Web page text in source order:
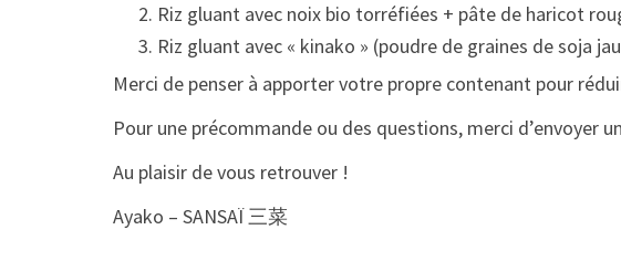
Riz gluant avec noix bio torréfiées + pâte de haricot
Riz gluant avec « kinako » (poudre de graines de soja
Merci de penser à apporter votre propre contenant pour
Pour une précommande ou des questions, merci d’envoyer
Au plaisir de vous retrouver !
Ayako – SANSAÏ 三菜